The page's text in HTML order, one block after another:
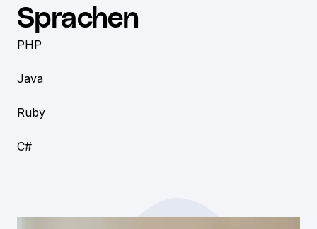
Sprachen
PHP
Java
Ruby
C#